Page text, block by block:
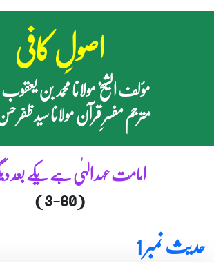
اصولِ کافی
مؤلف الشیخ مولانا محمد بن
مترجم مفسرِ قرآن مولانا سید ظفر
امامت عہد الہٰی ہے یکے
(3-60)
حدیث نمبر 1